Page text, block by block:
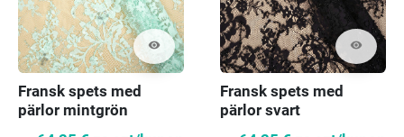
visibility
Fransk spets med
pärlor mintgrön
visibility
Fransk spets med
pärlor svart